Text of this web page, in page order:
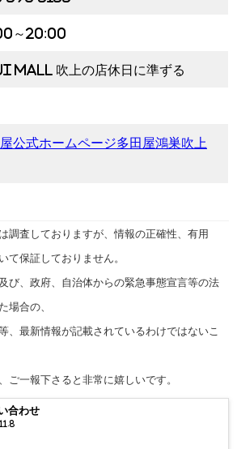
～20:00
MALL 吹上の店休日に準ずる
公式ホームページ多田屋鴻巣吹上
調査しておりますが、情報の正確性、有用
て保証しておりません。
び、政府、自治体からの緊急事態宣言等の法
場合の、
、最新情報が記載されているわけではないこ
ご一報下さると非常に嬉しいです。
合わせ